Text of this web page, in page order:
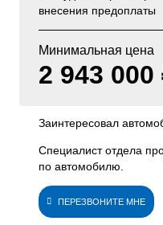
внесения предоплаты
Минимальная цена
2 943 000
Заинтересовал
Специалист отдела
по автомобилю.
ПЕРЕЗВОНИТЕ МНЕ